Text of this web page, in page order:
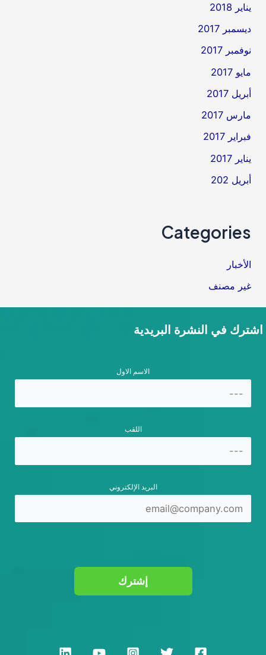
يناير 2018
ديسمبر 2017
نوفمبر 2017
مايو 2017
أبريل 2017
مارس 2017
فبراير 2017
يناير 2017
أبريل 202
Categories
الأخبار
غير مصنف
اشترك في النشرة البريدية
الاسم الاول
اللقب
البريد الإلكتروني
إشترك